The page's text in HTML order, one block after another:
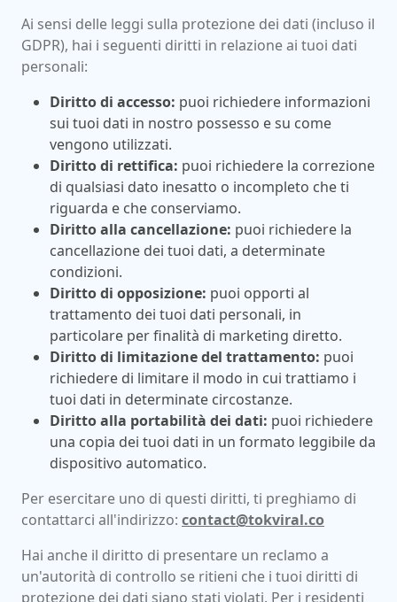
Ai sensi delle leggi sulla protezione dei dati (incluso il
GDPR), hai i seguenti diritti in relazione ai tuoi dati
personali:
Diritto di accesso: puoi richiedere informazioni
sui tuoi dati in nostro possesso e su come
vengono utilizzati.
Diritto di rettifica: puoi richiedere la correzione
di qualsiasi dato inesatto o incompleto che ti
riguarda e che conserviamo.
Diritto alla cancellazione: puoi richiedere la
cancellazione dei tuoi dati, a determinate
condizioni.
Diritto di opposizione: puoi opporti al
trattamento dei tuoi dati personali, in
particolare per finalità di marketing diretto.
Diritto di limitazione del trattamento: puoi
richiedere di limitare il modo in cui trattiamo i
tuoi dati in determinate circostanze.
Diritto alla portabilità dei dati: puoi richiedere
una copia dei tuoi dati in un formato leggibile da
dispositivo automatico.
Per esercitare uno di questi diritti, ti preghiamo di
contattarci all'indirizzo: contact@tokviral.co
Hai anche il diritto di presentare un reclamo a
un'autorità di controllo se ritieni che i tuoi diritti di
protezione dei dati siano stati violati. Per i residenti